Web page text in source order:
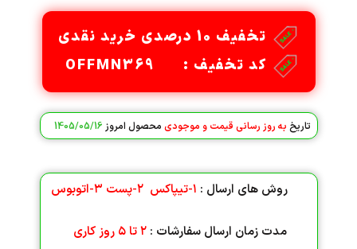
تخفیف 10 درصدی خرید نقدی
کد تخفیف : OFFMN369
تاریخ به روز رسانی قیمت و موجودی محصول امروز 1405/05/16
روش های ارسال : ۱-تیپاکس ۲-پست ۳-اتوبوس
مدت زمان ارسال سفارشات : ۲ تا ۵ روز کاری